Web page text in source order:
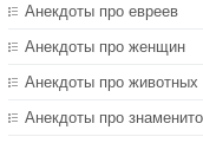
Анекдоты про евреев
Анекдоты про женщин
Анекдоты про животных
Анекдоты про